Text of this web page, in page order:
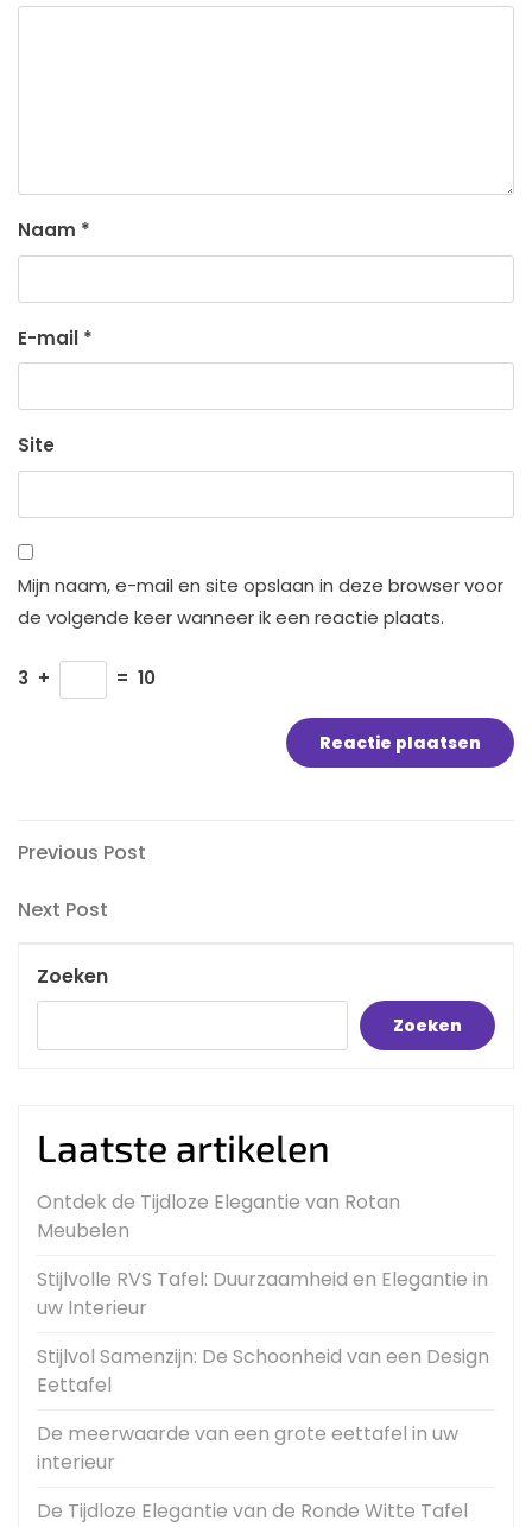
Naam *
E-mail *
Site
Mijn naam, e-mail en site opslaan in deze browser voor
de volgende keer wanneer ik een reactie plaats.
3 + = 10
Bericht
navigatie
Previous
Previous Post
Next
Next Post
Zoeken
Zoeken
Laatste artikelen
Ontdek de Tijdloze Elegantie van Rotan
Meubelen
Stijlvolle RVS Tafel: Duurzaamheid en Elegantie in
uw Interieur
Stijlvol Samenzijn: De Schoonheid van een Design
Eettafel
De meerwaarde van een grote eettafel in uw
interieur
De Tijdloze Elegantie van de Ronde Witte Tafel